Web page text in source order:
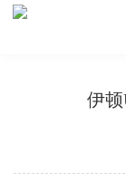
伊